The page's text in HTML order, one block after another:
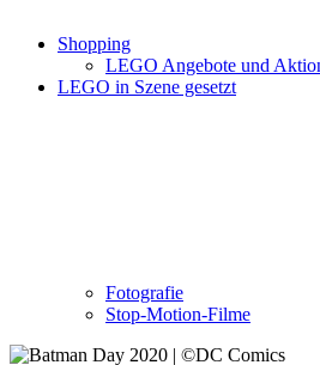
Shopping
LEGO Angebote und
LEGO in Szene gesetzt
Fotografie
Stop-Motion-Filme